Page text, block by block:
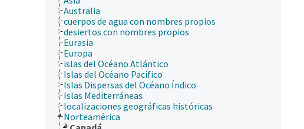
Australia
cuerpos de agua con nombres propios
desiertos con nombres propios
Eurasia
Europa
islas del Océano Atlántico
Islas del Océano Pacífico
Islas Dispersas del Océano Índico
Islas Mediterráneas
localizaciones geográficas históricas
Norteamérica